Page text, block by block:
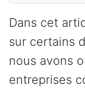
Dans cet
sur certains
nous avons
entreprises